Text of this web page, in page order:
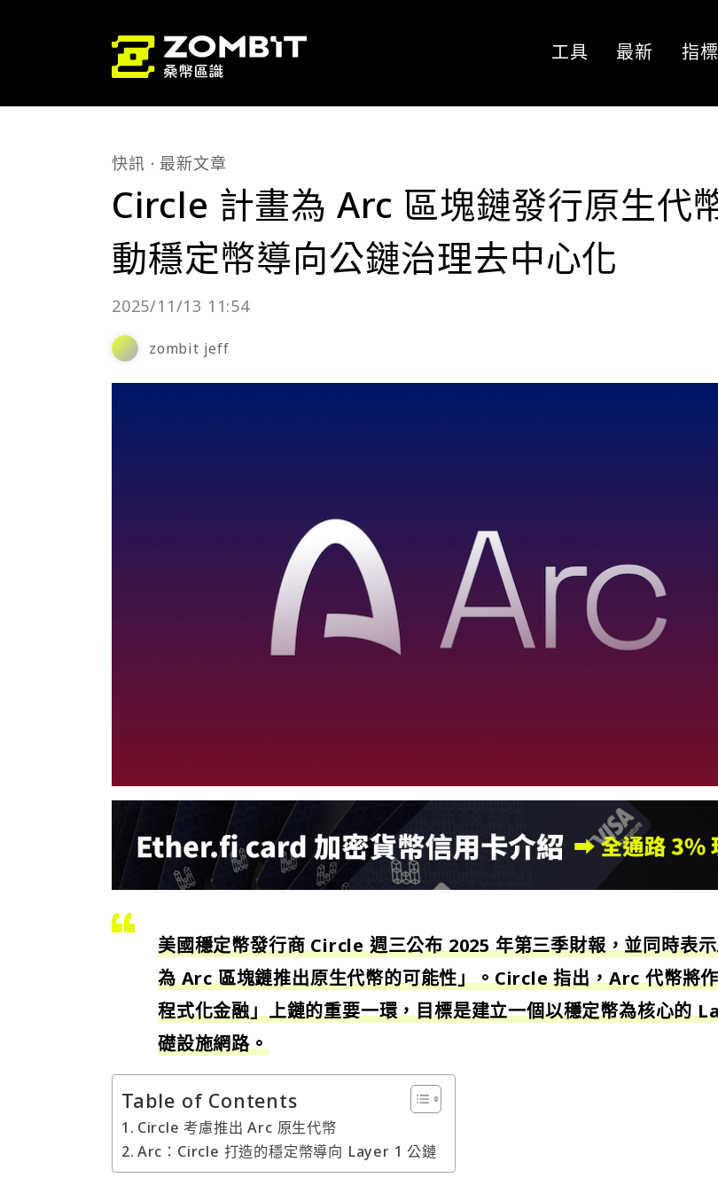
工具 最新 指標
快訊 最新文章
Circle 計畫為 Arc 區塊鏈發行原生代
動穩定幣導向公鏈治理去中心化
2025/11/13 11:54
zombit jeff
美國穩定幣發行商 Circle 週三公布 2025 年第三季財報，並同時表
為 Arc 區塊鏈推出原生代幣的可能性」。Circle 指出，Arc 代幣將
程式化金融」上鏈的重要一環，目標是建立一個以穩定幣為核心的
礎設施網路。
Table of Contents
Circle 考慮推出 Arc 原生代幣
Arc：Circle 打造的穩定幣導向 Layer 1 公鏈